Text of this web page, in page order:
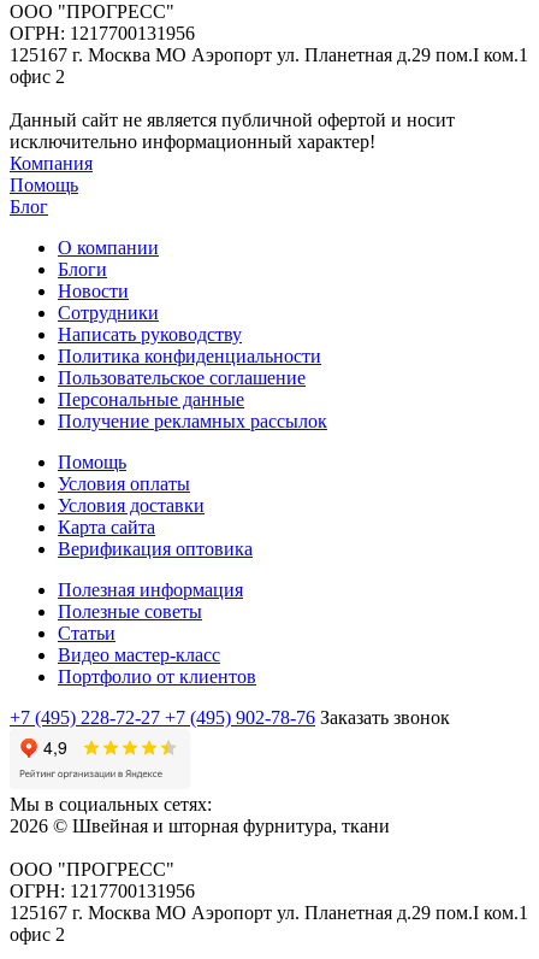
ООО "ПРОГРЕСС"
ОГРН: 1217700131956
125167 г. Москва МО Аэропорт ул. Планетная д.29 пом.I ком.1
офис 2
Данный сайт не является публичной офертой и носит
исключительно информационный характер!
Компания
Помощь
Блог
О компании
Блоги
Новости
Сотрудники
Написать руководству
Политика конфиденциальности
Пользовательское соглашение
Персональные данные
Получение рекламных рассылок
Помощь
Условия оплаты
Условия доставки
Карта сайта
Верификация оптовика
Полезная информация
Полезные советы
Статьи
Видео мастер-класс
Портфолио от клиентов
+7 (495) 228-72-27 +7 (495) 902-78-76 Заказать звонок
Мы в социальных сетях:
2026 © Швейная и шторная фурнитура, ткани
ООО "ПРОГРЕСС"
ОГРН: 1217700131956
125167 г. Москва МО Аэропорт ул. Планетная д.29 пом.I ком.1
офис 2